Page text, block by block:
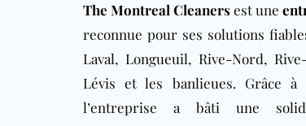
The Montreal Cleanersest une
reconnue pour ses solutions
Laval, Longueuil, Rive-Nord,
Lévis et les banlieues. Grâce à
l’entreprise a bâti une